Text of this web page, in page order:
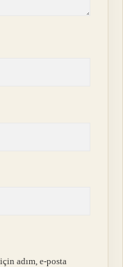
adım, e-posta